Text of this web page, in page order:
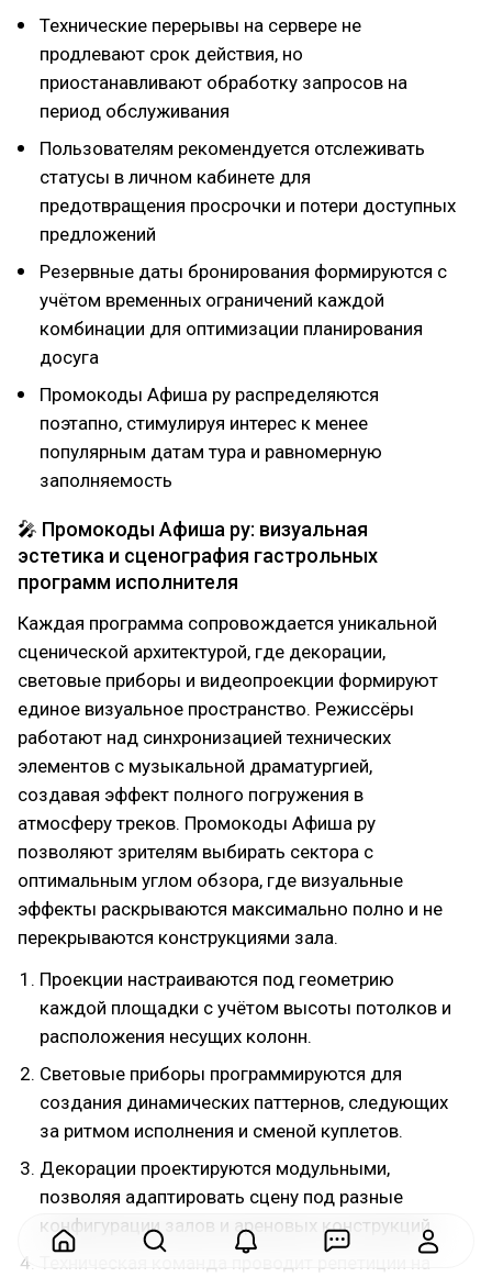
Технические перерывы на сервере не
продлевают срок действия, но
приостанавливают обработку запросов на
период обслуживания
Пользователям рекомендуется отслеживать
статусы в личном кабинете для
предотвращения просрочки и потери доступных
предложений
Резервные даты бронирования формируются с
учётом временных ограничений каждой
комбинации для оптимизации планирования
досуга
Промокоды Афиша ру распределяются
поэтапно, стимулируя интерес к менее
популярным датам тура и равномерную
заполняемость
🎤 Промокоды Афиша ру: визуальная
эстетика и сценография гастрольных
программ исполнителя
Каждая программа сопровождается уникальной
сценической архитектурой, где декорации,
световые приборы и видеопроекции формируют
единое визуальное пространство. Режиссёры
работают над синхронизацией технических
элементов с музыкальной драматургией,
создавая эффект полного погружения в
атмосферу треков. Промокоды Афиша ру
позволяют зрителям выбирать сектора с
оптимальным углом обзора, где визуальные
эффекты раскрываются максимально полно и не
перекрываются конструкциями зала.
Проекции настраиваются под геометрию
каждой площадки с учётом высоты потолков и
расположения несущих колонн.
Световые приборы программируются для
создания динамических паттернов, следующих
за ритмом исполнения и сменой куплетов.
Декорации проектируются модульными,
позволяя адаптировать сцену под разные
конфигурации залов и ареновых конструкций.